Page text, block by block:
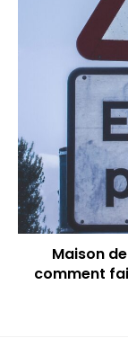
Maison
comment